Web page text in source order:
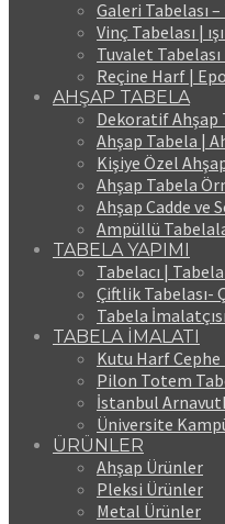
Galeri Tabelası
Vinç Tabelası |
Tuvalet
Reçine Harf |
AHŞAP TABELA
Dekoratif Ahşap
Ahşap Tabela |
Kişiye Özel
Ahşap Tabela
Ahşap Cadde ve
Ampüllü
TABELA YAPIMI
Tabelacı |
Çiftlik Tabelası-
Tabela
TABELA İMALATI
Kutu Harf
Pilon Totem
İstanbul
Üniversite
ÜRÜNLER
Ahşap Ürünler
Pleksi Ürünler
Metal Ürünler